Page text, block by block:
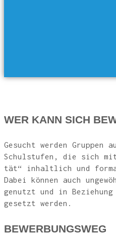
WER KANN SICH
Gesucht wer­den Grup­pen
Schul­stu­fen, die sich
tät“ inhalt­lich und
Dabei kön­nen auch
genutzt und in
gesetzt werden.
BEWER­BUNGS­WEG